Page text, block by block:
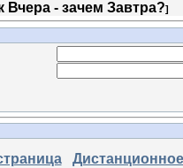
Вчера - зачем Завтра?]